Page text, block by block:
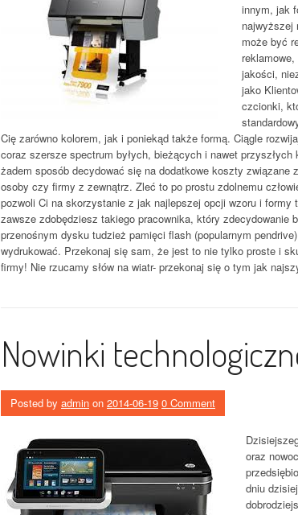
innym, jak
najwyższej
może być
jakości,
jako
czcionki,
Cię zarówno kolorem, jak i poniekąd także formą. Ciągle
coraz szersze spectrum byłych, bieżących i nawet
żadem sposób decydować się na dodatkowe koszty
osoby czy firmy z zewnątrz. Zleć to po prostu zdolnemu
pozwoli Ci na skorzystanie z jak najlepszej opcji wzoru i formy
zawsze zdobędziesz takiego pracownika, który zdecydowanie
przenośnym dysku tudzież pamięci flash (popularnym
wydrukować. Przekonaj się sam, że jest to nie tylko proste i
firmy! Nie rzucamy słów na wiatr- przekonaj się o tym jak
Nowinki
Posted by admin on 2014-06-19 0 Comment
oraz
dniu